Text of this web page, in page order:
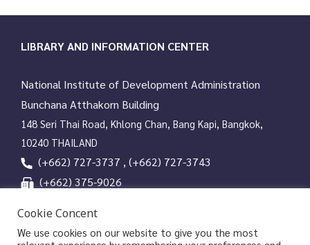
LIBRARY AND INFORMATION CENTER
National Institute of Development Administration
Bunchana Atthakorn Building
148 Seri Thai Road, Khlong Chan, Bang Kapi, Bangkok,
10240 THAILAND
(+662) 727-3737 , (+662) 727-3743
(+662) 375-9026
Cookie Concent
We use cookies on our website to give you the most